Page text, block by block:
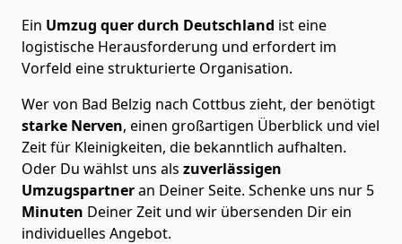
Ein Umzug quer durch Deutschland ist eine
logistische Herausforderung und erfordert im
Vorfeld eine strukturierte Organisation.
Wer von Bad Belzig nach Cottbus zieht, der benötigt
starke Nerven, einen großartigen Überblick und viel
Zeit für Kleinigkeiten, die bekanntlich aufhalten.
Oder Du wählst uns als zuverlässigen
Umzugspartneran Deiner Seite. Schenke uns nur 5
Minuten Deiner Zeit und wir übersenden Dir ein
individuelles Angebot.